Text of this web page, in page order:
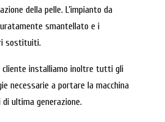
della pelle. L’impianto da
smantellato e i
sostituiti.
cliente installiamo inoltre tutti gli
necessarie a portare la macchina
ultima generazione.